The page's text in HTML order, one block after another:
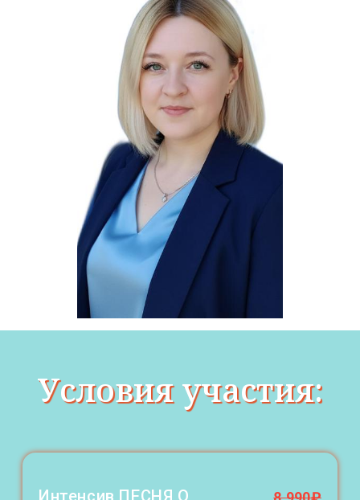
Условия участия: